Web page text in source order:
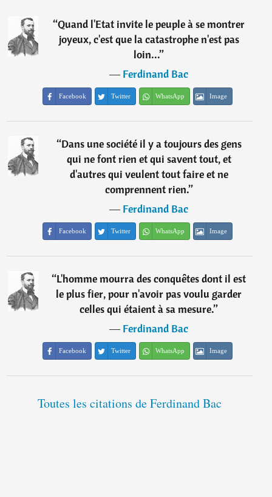
“Quand l'Etat invite le peuple à se montrer
joyeux, c'est que la catastrophe n'est pas
loin...”
―Ferdinand Bac
Facebook Twitter WhatsApp Image
“Dans une société il y a toujours des gens
qui ne font rien et qui savent tout, et
d'autres qui veulent tout faire et ne
comprennent rien.”
―Ferdinand Bac
Facebook Twitter WhatsApp Image
“L'homme mourra des conquêtes dont il est
le plus fier, pour n'avoir pas voulu garder
celles qui étaient à sa mesure.”
―Ferdinand Bac
Facebook Twitter WhatsApp Image
Toutes les citations de Ferdinand Bac